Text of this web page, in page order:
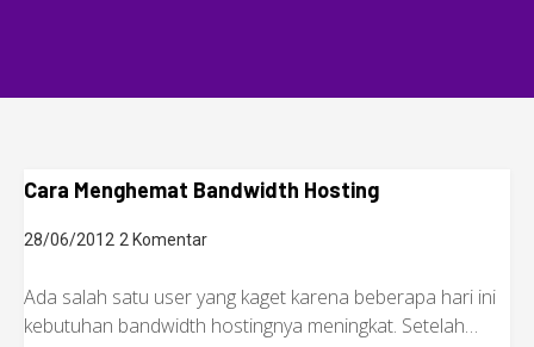
Cara Menghemat Bandwidth Hosting
28/06/2012 2 Komentar
Ada salah satu user yang kaget karena beberapa hari ini
kebutuhan bandwidth hostingnya meningkat. Setelah…